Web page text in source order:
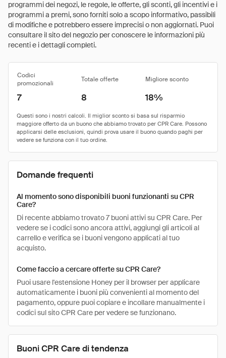
programmi dei negozi, le regole, le offerte, gli sconti, gli incentivi e i
programmi a premi, sono forniti solo a scopo informativo, passibili
di modifiche e potrebbero essere imprecisi o non aggiornati. Puoi
consultare il sito del negozio per conoscere le informazioni più
recenti e i dettagli completi.
Codici
promozionali
Totale offerte Migliore sconto
7 8 18%
Domande frequenti
Al momento sono disponibili buoni funzionanti su CPR
Care?
Di recente abbiamo trovato 7 buoni attivi su CPR Care. Per
vedere se i codici sono ancora attivi, aggiungi gli articoli al
carrello e verifica se i buoni vengono applicati al tuo
acquisto.
Come faccio a cercare offerte su CPR Care?
Puoi usare l'estensione Honey per il browser per applicare
automaticamente i buoni più convenienti al momento del
pagamento, oppure puoi copiare e incollare manualmente i
codici sul sito CPR Care per vedere se funzionano.
Buoni CPR Care di tendenza